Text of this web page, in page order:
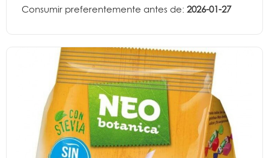
Consumir preferentemente antes de: 2026-01-27